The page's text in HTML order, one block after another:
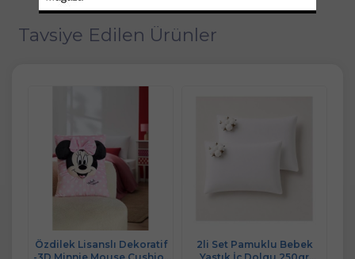
Tavsiye Edilen Ürünler
Özdilek Lisanslı Dekoratif
2li Set Pamuklu Bebek